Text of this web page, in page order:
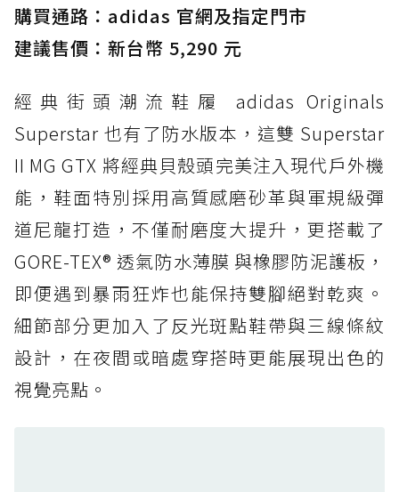
防水鞋推薦 3. Nike Dunk Low GORE-TEX：
經典 Dunk 輪廓加上防水科技，雨天穿搭帥度不
打折
防水鞋推薦 4. ASICS TRABUCO 14 GTX：搭
載 GORE-TEX 隱形貼合科技，全方位防水神鞋
防水鞋推薦 5. Salomon XT-6 GORE-TEX：潮
人必備山系鞋王！防滑、防水與街頭顏值一次攻
頂
防水鞋推薦 6. HOKA Stinson Evo GTX：越野
復刻厚底，GORE-TEX 防水與增高神器一次滿
防水鞋推薦 7. Timberland Motion Access：
黃靴同級頂級防水，輕量化工裝健走鞋雨天必備
防水鞋推薦 7. Timberland Motion Access：
黃靴同級頂級防水，輕量化工裝健走鞋雨天必備
購買通路：adidas 官網及指定門市
建議售價：新台幣 5,290 元
經典街頭潮流鞋履 adidas Originals
Superstar 也有了防水版本，這雙 Superstar
II MG GTX 將經典貝殼頭完美注入現代戶外機
能，鞋面特別採用高質感磨砂革與軍規級彈
道尼龍打造，不僅耐磨度大提升，更搭載了
GORE-TEX® 透氣防水薄膜 與橡膠防泥護板，
即便遇到暴雨狂炸也能保持雙腳絕對乾爽。
細節部分更加入了反光斑點鞋帶與三線條紋
設計，在夜間或暗處穿搭時更能展現出色的
視覺亮點。